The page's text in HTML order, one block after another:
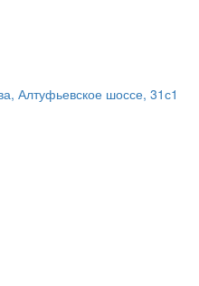
Алтуфьевское шоссе, 31с1